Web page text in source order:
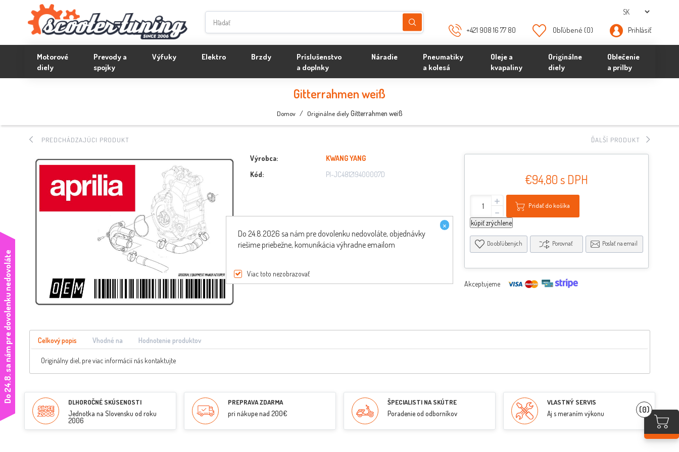
+421 908 16 77 80 Obľúbené (0) Prihlásiť
(0)
Motorové
diely
Prevody a
spojky
Výfuky Elektro Brzdy
Príslušenstvo
a doplnky
Náradie
Pneumatiky
a kolesá
Oleje a
kvapaliny
Originálne
diely
Oblečenie
a prilby
Gitterrahmen weiß
Domov / Originálne dielyGitterrahmen weiß
PREDCHÁDZAJÚCI PRODUKT ĎALŠÍ PRODUKT
Výrobca:
KWANG YANG
Kód:
PI-JC481219400007D €94,80 s DPH
+
- Pridať do košíka
kúpiť zrýchlene
Do obľúbených Porovnať Poslať na email
Akceptujeme
Celkový popis Vhodné na Hodnotenie produktov
Originálny diel, pre viac informácií nás kontaktujte
DLHOROČNÉ SKÚSENOSTI
Jednotka na Slovensku od roku
2006
PREPRAVA ZDARMA
pri nákupe nad 200€
ŠPECIALISTI NA SKÚTRE
Poradenie od odborníkov
VLASTNÝ SERVIS
Aj s meraním výkonu
D
o
2
4
.
8
.
s
a
n
á
m
p
r
e
d
o
v
o
l
e
n
k
u
n
e
d
o
v
o
l
á
t
e
×
Do 24.8.2026 sa nám pre dovolenku nedovoláte, objednávky
riešime priebežne, komunikácia výhradne emailom
Viac toto nezobrazovať